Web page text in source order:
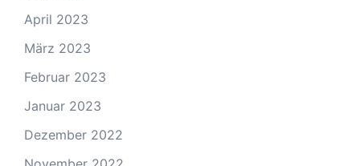
April 2023
März 2023
Februar 2023
Januar 2023
Dezember 2022